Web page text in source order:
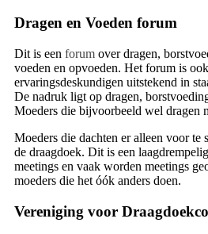
Dragen en Voeden forum
Dit is een forum over dragen,
voeden en opvoeden. Het forum is
ervaringsdeskundigen uitstekend in
De nadruk ligt op dragen,
Moeders die bijvoorbeeld wel dragen
Moeders die dachten er alleen voor te
de draagdoek. Dit is een
meetings en vaak worden meetings
moeders die het óók anders doen.
Vereniging voor